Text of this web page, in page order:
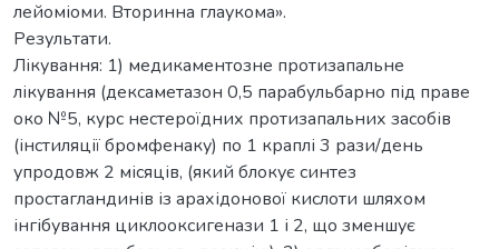
лейоміоми. Вторинна глаукома».
Результати.
Лікування: 1) медикаментозне протизапальне
лікування (дексаметазон 0,5 парабульбарно під праве
око №5, курс нестероїдних протизапальних засобів
(інстиляції бромфенаку) по 1 краплі 3 рази/день
упродовж 2 місяців, (який блокує синтез
простагландинів із арахідонової кислоти шляхом
інгібування циклооксигенази 1 і 2, що зменшує